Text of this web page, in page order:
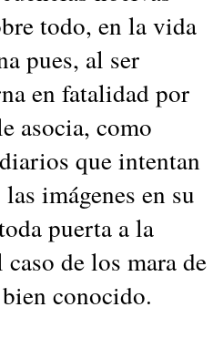
todo, en la vida
pues, al ser
en fatalidad por
asocia, como
que intentan
imágenes en su
puerta a la
de los mara de
conocido.